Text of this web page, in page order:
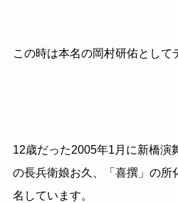
この時は本名の岡村研佑として
12歳だった2005年1月に新橋演
の長兵衛娘お久、「喜撰」の所
名しています。